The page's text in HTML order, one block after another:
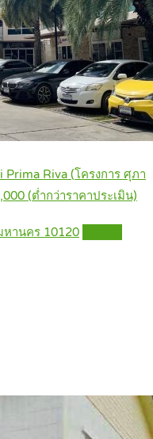
Riva (โครงการ ศุภา
(ต่ำกว่าราคาประเมิน)
หานคร 10120